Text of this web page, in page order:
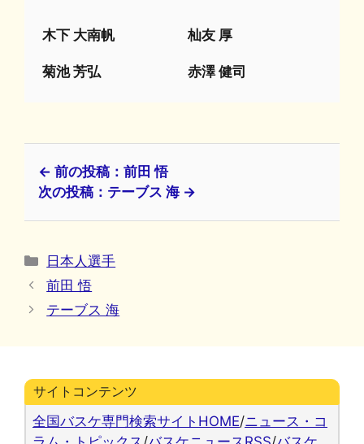
木下 大南帆 杣友 厚
菊池 芳弘 赤澤 健司
← 前の投稿：前田 悟
次の投稿：テーブス 海 →
カ
テ
リ
日本人選手
前田 悟
テーブス 海
サイトコンテンツ
全国バスケ専門検索サイトHOME/ニュース・コ